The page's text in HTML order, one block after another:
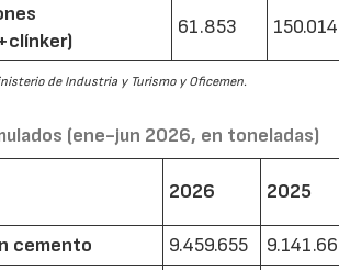
61.853 150.014
de Industria y Turismo y Oficemen.
(ene-jun 2026, en toneladas)
2026 2025
cemento 9.459.655